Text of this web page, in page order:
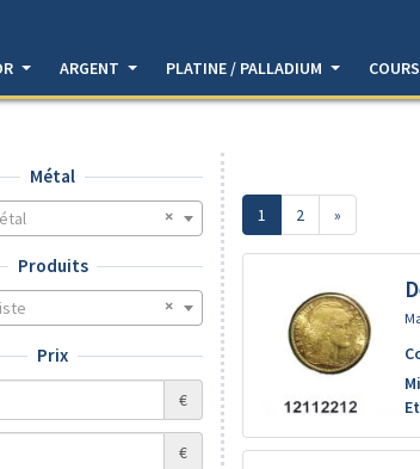
ARGENT PLATINE / PALLADIUM COURS
Métal
Produits
Prix
€
€
1 2 »